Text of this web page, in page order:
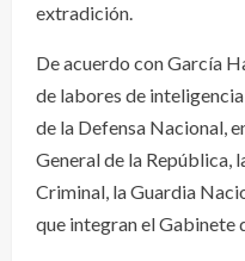
extradición.
De acuerdo con García
de labores de
de la Defensa Nacional,
General de la República,
Criminal, la Guardia
que integran el Gabinete